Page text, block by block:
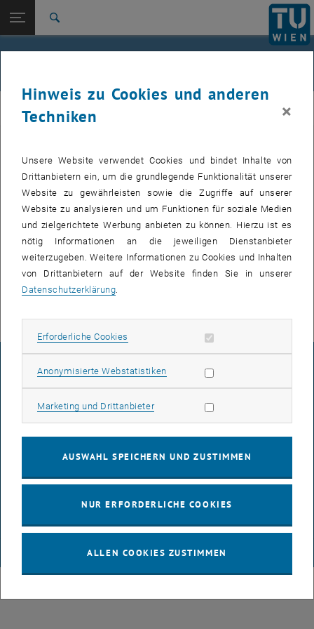
TU Login
Studium
International
Zur 1. Menü Ebene
E280-04-Forschungsbereich Örtliche Raumplanung
Zurück: Subseiten von Team auflisten
Zurück zur letzten Ebene:
Team
IFOER
Peter Bleier
Nach dem Besuch eines humanistischen Gymnasiums in Graz
Studium der Architektur mit Schwerpunkt Städtebau an der TH Graz,
graduiert 1972, anschließend Tätigkeit bei Planungsbüros in
Wiesbaden und Frankfurt/Main. 1974 Besetzung der ersten
Assistentenstelle am neu gegründeten Institut für Örtliche
Raumplanung an der TU Wien bei Prof. Friedrich Moser, 1981
Ablegung der Ziviltechniker-Prüfung und eigenes Planungsbüro, seit
2005 im Unruhe-Stand mit laufender Lehr- und Planungstätigkeit.
© TU Wien# 56206
IMPRESSUM
BARRIEREFREIHEITSERKLÄRUNG
Hinweis zu Cookies und anderen
Techniken
×
Unsere Website verwendet Cookies und bindet Inhalte von
Drittanbietern ein, um die grundlegende Funktionalität unserer
Website zu gewährleisten sowie die Zugriffe auf unserer
Website zu analysieren und um Funktionen für soziale Medien
und zielgerichtete Werbung anbieten zu können. Hierzu ist es
nötig Informationen an die jeweiligen Dienstanbieter
weiterzugeben. Weitere Informationen zu Cookies und Inhalten
von Drittanbietern auf der Website finden Sie in unserer
Datenschutzerklärung.
Erforderliche Cookies Erforderliche Cookies zulassen
Anonymisierte WebstatistikenStatistik Cookies zulassen
Marketing und DrittanbieterMarketing Cookies zulassen
AUSWAHL SPEICHERN UND ZUSTIMMEN
NUR ERFORDERLICHE COOKIES
ALLEN COOKIES ZUSTIMMEN